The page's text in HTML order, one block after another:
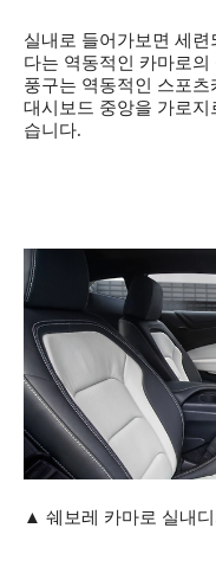
실내로 들어가보면 세
다는 역동적인 카마로의
풍구는 역동적인 스포
대시보드 중앙을 가로
습니다.
▲ 쉐보레 카마로 실내디